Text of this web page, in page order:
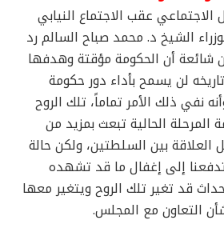
الاجتماعي عقب الاجتماع النيابي
الشيخ د. محمد صباح السالم رد
شائعة أن الحكومة مؤقتة وهدفها
لن يسمح بأداء دور حكومة
نفي ذلك الأمر تماماً، تلك الروح
المرحلة الحالية تبعث بمزيد من
العلاقة بين السلطتين، ولكن حالة
إلى إغفال ما قد تشهده
قد تغير تلك الروح ويتغير معها
التعاون مع المجلس.